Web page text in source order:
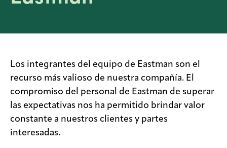
Legal
Privacidad
Buscador
de SDS
Responsabilidad
de la cadena de
Los integrantes del equipo de Eastman son el
recurso más valioso de nuestra compañía. El
compromiso del personal de Eastman de superar
las expectativas nos ha permitido brindar valor
constante a nuestros clientes y partes
interesadas.